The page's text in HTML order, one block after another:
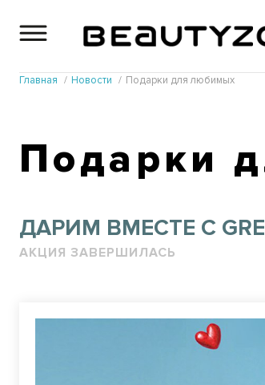
Главная Новости Подарки для любимых
Подарки
ДАРИМ ВМЕСТЕ С
АКЦИЯ ЗАВЕРШИЛАСЬ